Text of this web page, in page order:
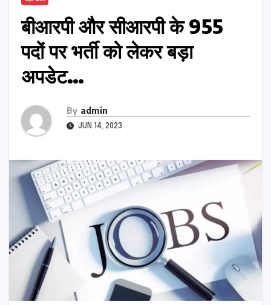
बीआरपी और सीआरपी के 955
पदों पर भर्ती को लेकर बड़ा
अपडेट…
By admin
JUN 14, 2023